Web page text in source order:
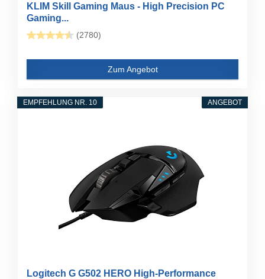
KLIM Skill Gaming Maus - High Precision PC
Gaming...
(2780)
Zum Angebot
ANGEBOT
EMPFEHLUNG NR. 10
Logitech G G502 HERO High-Performance